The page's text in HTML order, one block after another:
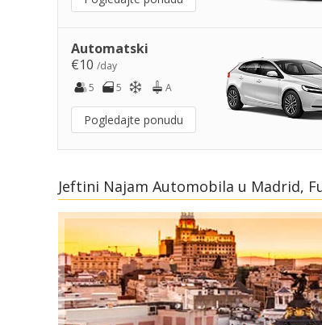
Automatski
€10 /day
5
5 A
Pogledajte ponudu
Jeftini Najam Automobila u Madrid,